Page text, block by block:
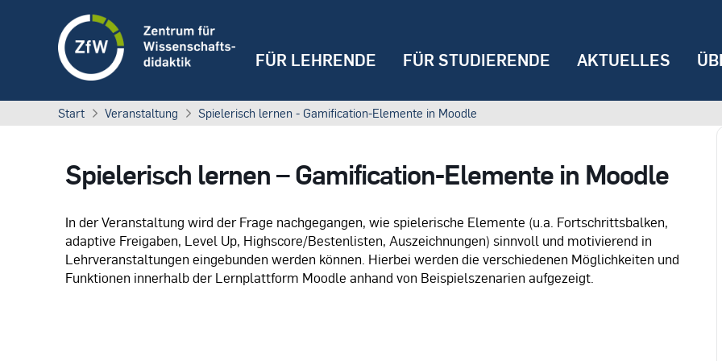
FÜR LEHRENDE FÜR STUDIERENDE AKTUELLES
Start Veranstaltung Spielerisch lernen - Gamification-Elemente in Moodle
Spielerisch lernen – Gamification-Elemente in Moodle
I​n der Veranstaltung wird der Frage nachgegangen, wie spielerische Elemente (u.a. Fortschrittsbalken,
adaptive Freigaben, Level Up, Highscore/Bestenlisten, Auszeichnungen) sinnvoll und motivierend in
Lehrveranstaltungen eingebunden werden können. Hierbei werden die verschiedenen Möglichkeiten und
Funktionen innerhalb der Lernplattform Moodle anhand von Beispielszenarien aufgezeigt.